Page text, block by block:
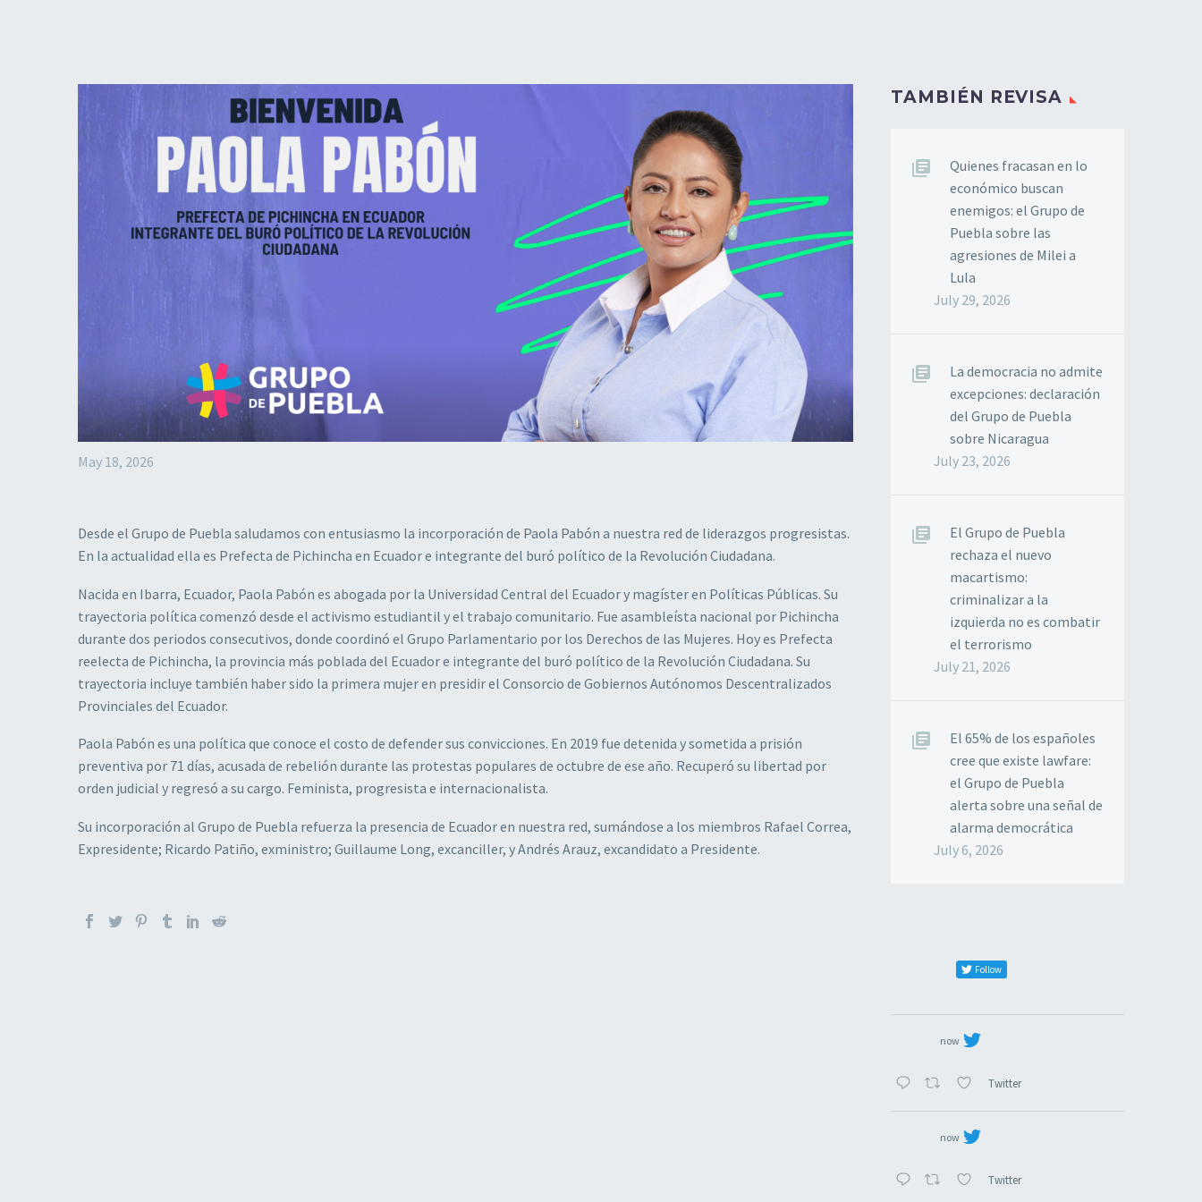
May 18, 2026
Desde el Grupo de Puebla saludamos con entusiasmo la incorporación de Paola Pabón a nuestra red de liderazgos progresistas.
En la actualidad ella es Prefecta de Pichincha en Ecuador e integrante del buró político de la Revolución Ciudadana.
Nacida en Ibarra, Ecuador, Paola Pabón es abogada por la Universidad Central del Ecuador y magíster en Políticas Públicas. Su
trayectoria política comenzó desde el activismo estudiantil y el trabajo comunitario. Fue asambleísta nacional por Pichincha
durante dos periodos consecutivos, donde coordinó el Grupo Parlamentario por los Derechos de las Mujeres. Hoy es Prefecta
reelecta de Pichincha, la provincia más poblada del Ecuador e integrante del buró político de la Revolución Ciudadana. Su
trayectoria incluye también haber sido la primera mujer en presidir el Consorcio de Gobiernos Autónomos Descentralizados
Provinciales del Ecuador.
Paola Pabón es una política que conoce el costo de defender sus convicciones. En 2019 fue detenida y sometida a prisión
preventiva por 71 días, acusada de rebelión durante las protestas populares de octubre de ese año. Recuperó su libertad por
orden judicial y regresó a su cargo. Feminista, progresista e internacionalista.
Su incorporación al Grupo de Puebla refuerza la presencia de Ecuador en nuestra red, sumándose a los miembros Rafael Correa,
Expresidente; Ricardo Patiño, exministro; Guillaume Long, excanciller, y Andrés Arauz, excandidato a Presidente.
TAMBIÉN REVISA
Quienes fracasan en lo
económico buscan
enemigos: el Grupo de
Puebla sobre las
agresiones de Milei a
Lula
July 29, 2026
La democracia no admite
excepciones: declaración
del Grupo de Puebla
sobre Nicaragua
July 23, 2026
El Grupo de Puebla
rechaza el nuevo
macartismo:
criminalizar a la
izquierda no es combatir
el terrorismo
July 21, 2026
El 65% de los españoles
cree que existe lawfare:
el Grupo de Puebla
alerta sobre una señal de
alarma democrática
July 6, 2026
Follow
now
Twitter
now
Twitter